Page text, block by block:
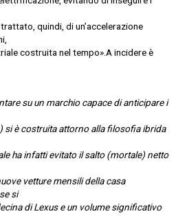
quindi, di un’accelerazione
costruita nel tempo».A incidere è
su un marchio capace di anticipare i
si è costruita attorno alla filosofia ibrida
ha infatti evitato il salto (mortale) netto
vetture mensili della casa
si
di Lexus e un volume significativo